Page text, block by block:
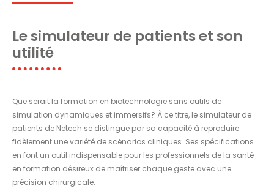
Le simulateur de patients et son
utilité
Que serait la formation en biotechnologie sans outils de
simulation dynamiques et immersifs? À ce titre, le simulateur de
patients de Netech se distingue par sa capacité à reproduire
fidèlement une variété de scénarios cliniques. Ses spécifications
en font un outil indispensable pour les professionnels de la santé
en formation désireux de maîtriser chaque geste avec une
précision chirurgicale.